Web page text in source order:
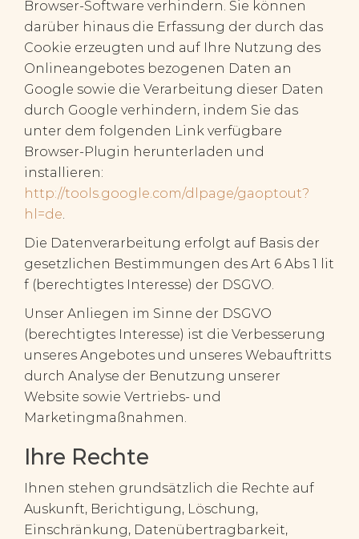
Browser-Software verhindern. Sie können
darüber hinaus die Erfassung der durch das
Cookie erzeugten und auf Ihre Nutzung des
Onlineangebotes bezogenen Daten an
Google sowie die Verarbeitung dieser Daten
durch Google verhindern, indem Sie das
unter dem folgenden Link verfügbare
Browser-Plugin herunterladen und
installieren:
http://tools.google.com/dlpage/gaoptout?
hl=de.
Die Datenverarbeitung erfolgt auf Basis der
gesetzlichen Bestimmungen des Art 6 Abs 1 lit
f (berechtigtes Interesse) der DSGVO.
Unser Anliegen im Sinne der DSGVO
(berechtigtes Interesse) ist die Verbesserung
unseres Angebotes und unseres Webauftritts
durch Analyse der Benutzung unserer
Website sowie Vertriebs- und
Marketingmaßnahmen.
Ihre Rechte
Ihnen stehen grundsätzlich die Rechte auf
Auskunft, Berichtigung, Löschung,
Einschränkung, Datenübertragbarkeit,